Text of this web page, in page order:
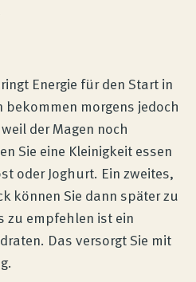
Energie für den Start in
bekommen morgens jedoch
der Magen noch
Sie eine Kleinigkeit essen
oder Joghurt. Ein zweites,
können Sie dann später zu
zu empfehlen ist ein
Das versorgt Sie mit